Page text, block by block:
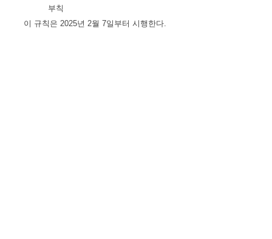
부칙
이 규칙은 2025년 2월 7일부터 시행한다.